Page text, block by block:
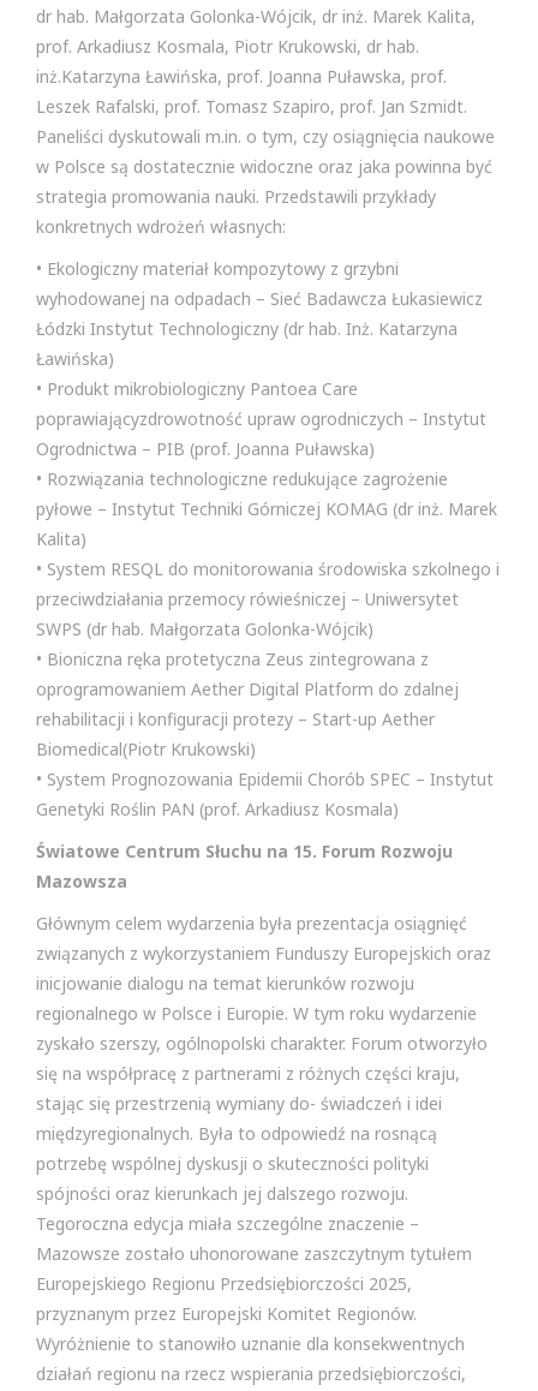
dr hab. Małgorzata Golonka-Wójcik, dr inż. Marek Kalita,
prof. Arkadiusz Kosmala, Piotr Krukowski, dr hab.
inż.Katarzyna Ławińska, prof. Joanna Puławska, prof.
Leszek Rafalski, prof. Tomasz Szapiro, prof. Jan Szmidt.
Paneliści dyskutowali m.in. o tym, czy osiągnięcia naukowe
w Polsce są dostatecznie widoczne oraz jaka powinna być
strategia promowania nauki. Przedstawili przykłady
konkretnych wdrożeń własnych:
• Ekologiczny materiał kompozytowy z grzybni
wyhodowanej na odpadach – Sieć Badawcza Łukasiewicz
Łódzki Instytut Technologiczny (dr hab. Inż. Katarzyna
Ławińska)
• Produkt mikrobiologiczny Pantoea Care
poprawiającyzdrowotność upraw ogrodniczych – Instytut
Ogrodnictwa – PIB (prof. Joanna Puławska)
• Rozwiązania technologiczne redukujące zagrożenie
pyłowe – Instytut Techniki Górniczej KOMAG (dr inż. Marek
Kalita)
• System RESQL do monitorowania środowiska szkolnego i
przeciwdziałania przemocy rówieśniczej – Uniwersytet
SWPS (dr hab. Małgorzata Golonka-Wójcik)
• Bioniczna ręka protetyczna Zeus zintegrowana z
oprogramowaniem Aether Digital Platform do zdalnej
rehabilitacji i konfiguracji protezy – Start-up Aether
Biomedical(Piotr Krukowski)
• System Prognozowania Epidemii Chorób SPEC – Instytut
Genetyki Roślin PAN (prof. Arkadiusz Kosmala)
Światowe Centrum Słuchu na 15. Forum Rozwoju
Mazowsza
Głównym celem wydarzenia była prezentacja osiągnięć
związanych z wykorzystaniem Funduszy Europejskich oraz
inicjowanie dialogu na temat kierunków rozwoju
regionalnego w Polsce i Europie. W tym roku wydarzenie
zyskało szerszy, ogólnopolski charakter. Forum otworzyło
się na współpracę z partnerami z różnych części kraju,
stając się przestrzenią wymiany do- świadczeń i idei
międzyregionalnych. Była to odpowiedź na rosnącą
potrzebę wspólnej dyskusji o skuteczności polityki
spójności oraz kierunkach jej dalszego rozwoju.
Tegoroczna edycja miała szczególne znaczenie –
Mazowsze zostało uhonorowane zaszczytnym tytułem
Europejskiego Regionu Przedsiębiorczości 2025,
przyznanym przez Europejski Komitet Regionów.
Wyróżnienie to stanowiło uznanie dla konsekwentnych
działań regionu na rzecz wspierania przedsiębiorczości,